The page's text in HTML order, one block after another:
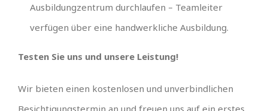
Ausbildungzentrum durchlaufen – Teamleiter
verfügen über eine handwerkliche Ausbildung.
Testen Sie uns und unsere Leistung!
Wir bieten einen kostenlosen und unverbindlichen
Besichtigungstermin an und freuen uns auf ein erstes